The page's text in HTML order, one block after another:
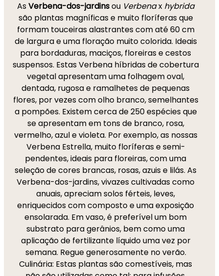
AsVerbena-dos-jardinsou Verbenax hybrida
são plantas magníficas e muito floríferas que
formam touceiras alastrantes com até 60 cm
de largura e uma floração muito colorida. Ideais
para bordaduras, maciços, floreiras e cestos
suspensos. Estas Verbena híbridas de cobertura
vegetal apresentam uma folhagem oval,
dentada, rugosa e ramalhetes de pequenas
flores, por vezes com olho branco, semelhantes
a pompões. Existem cerca de 250 espécies que
se apresentam em tons de branco, rosa,
vermelho, azul e violeta. Por exemplo, as nossas
Verbena Estrella, muito floríferas e semi-
pendentes, ideais para floreiras, com uma
seleção de cores brancas, rosas, azuis e lilás. As
Verbena-dos-jardins, vivazes cultivadas como
anuais, apreciam solos férteis, leves,
enriquecidos com composto e uma exposição
ensolarada. Em vaso, é preferível um bom
substrato para gerânios, bem como uma
aplicação de fertilizante líquido uma vez por
semana. Regue generosamente no verão.
Culinária: Estas plantas são comestíveis, mas